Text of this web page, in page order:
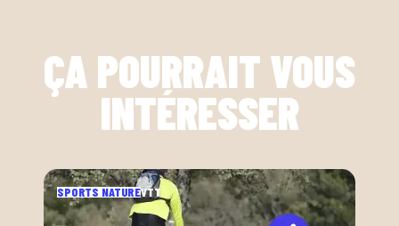
ÇA POURRAIT VOUS
INTÉRESSER
SPORTS NATUREVTT